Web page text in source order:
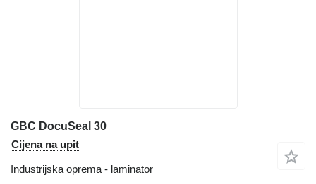
GBC DocuSeal 30
Cijena na upit
Industrijska oprema - laminator